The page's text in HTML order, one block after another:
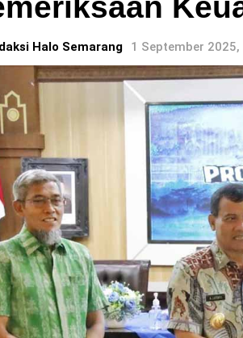
Halo Semarang 1 September 2025,